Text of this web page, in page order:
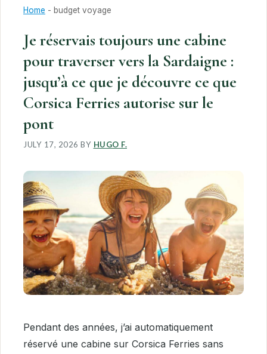
Home - budget voyage
Je réservais toujours une cabine
pour traverser vers la Sardaigne :
jusqu’à ce que je découvre ce que
Corsica Ferries autorise sur le
pont
JULY 17, 2026 BY HUGO F.
Pendant des années, j’ai automatiquement
réservé une cabine sur Corsica Ferries sans